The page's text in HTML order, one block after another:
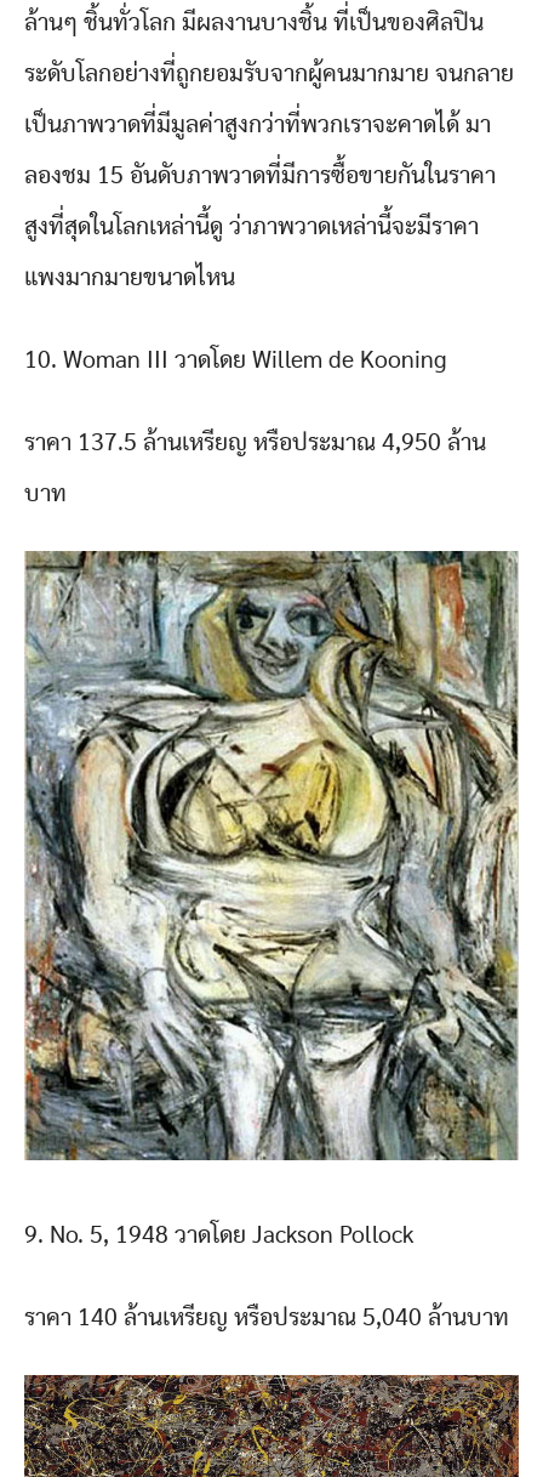
ล้านๆ ชิ้นทั่วโลก มีผลงานบางชิ้น ที่เป็นของศิลปิน
ระดับโลกอย่างที่ถูกยอมรับจากผู้คนมากมาย จนกลาย
เป็นภาพวาดที่มีมูลค่าสูงกว่าที่พวกเราจะคาดได้ มา
ลองชม 15 อันดับภาพวาดที่มีการซื้อขายกันในราคา
สูงที่สุดในโลกเหล่านี้ดู ว่าภาพวาดเหล่านี้จะมีราคา
แพงมากมายขนาดไหน
10. Woman III วาดโดย Willem de Kooning
ราคา 137.5 ล้านเหรียญ หรือประมาณ 4,950 ล้าน
บาท
9. No. 5, 1948 วาดโดย Jackson Pollock
ราคา 140 ล้านเหรียญ หรือประมาณ 5,040 ล้านบาท